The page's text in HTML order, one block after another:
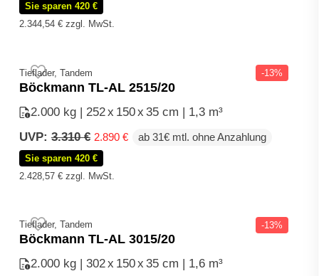
Sie sparen 420 €
2.344,54 €zzgl. MwSt.
-13%
Tieflader, Tandem
Böckmann TL-AL 2515/20
2.000 kg | 252x150x35 cm | 1,3 m³
UVP: 3.310€ Ursprünglicher
Preis
war:
3.310 €
2.890 €
Aktueller
ab 31€ mtl. ohne Anzahlung
Sie sparen 420 €
2.428,57 €zzgl. MwSt.
-13%
Tieflader, Tandem
Böckmann TL-AL 3015/20
2.000 kg | 302x150x35 cm | 1,6 m³